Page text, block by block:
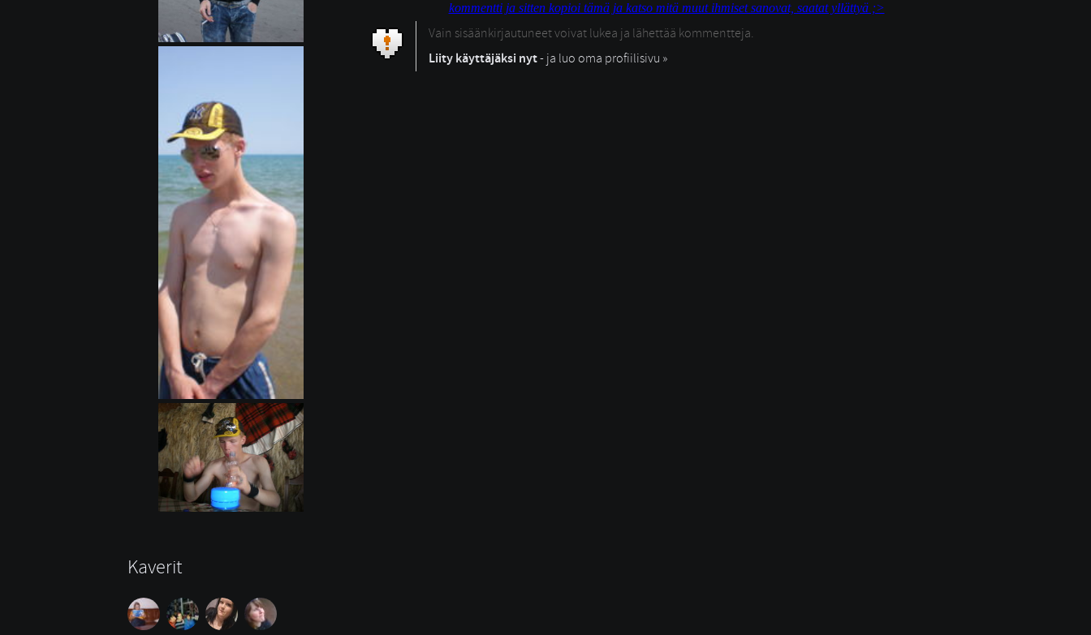
Kaverit
kommentti ja sitten kopioi tämä ja katso mitä muut ihmiset sanovat, saatat yllättyä ;>
Vain sisäänkirjautuneet voivat lukea ja lähettää kommentteja.
Liity käyttäjäksi nyt- ja luo oma profiilisivu »